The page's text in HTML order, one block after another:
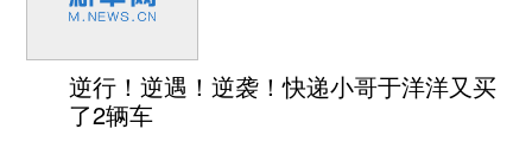
逆行！逆遇！逆袭！快递小哥于洋洋又买
了2辆车